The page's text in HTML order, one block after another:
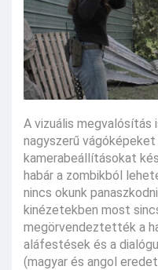
A vizuális
nagyszerű
kamerabeállításokat
habár a zombikból
nincs okunk
kinézetekben most
megörvendeztették a
aláfestések és a
(magyar és angol